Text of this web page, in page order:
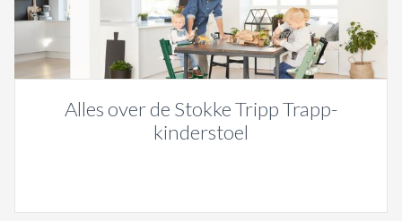
Alles over de Stokke Tripp Trapp-
kinderstoel